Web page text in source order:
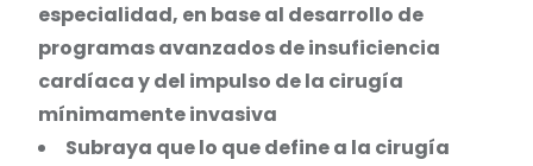
especialidad, en base al desarrollo de
programas avanzados de insuficiencia
cardíaca y del impulso de la cirugía
mínimamente invasiva
Subraya que lo que define a la cirugía